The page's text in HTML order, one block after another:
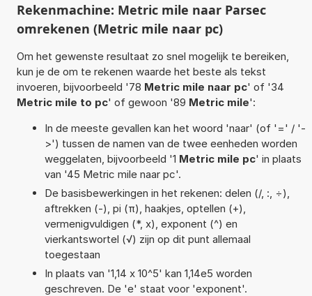
Rekenmachine: Metric mile naar Parsec
omrekenen (Metric mile naar pc)
Om het gewenste resultaat zo snel mogelijk te bereiken,
kun je de om te rekenen waarde het beste als tekst
invoeren, bijvoorbeeld '78 Metric mile naar pc' of '34
Metric mile to pc' of gewoon '89 Metric mile':
In de meeste gevallen kan het woord 'naar' (of '=' / '-
>') tussen de namen van de twee eenheden worden
weggelaten, bijvoorbeeld '1 Metric mile pc' in plaats
van '45 Metric mile naar pc'.
De basisbewerkingen in het rekenen: delen (/, :, ÷),
aftrekken (-), pi (π), haakjes, optellen (+),
vermenigvuldigen (*, x), exponent (^) en
vierkantswortel (√) zijn op dit punt allemaal
toegestaan
In plaats van '1,14 x 10^5' kan 1,14e5 worden
geschreven. De 'e' staat voor 'exponent'.